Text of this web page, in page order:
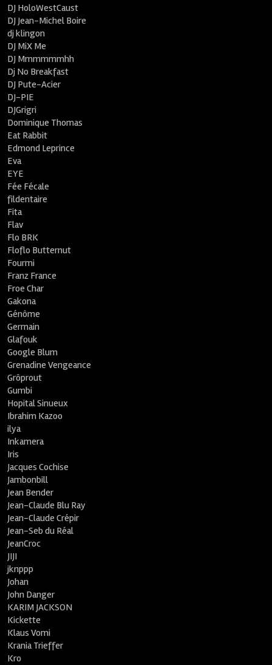
DJ HoloWestCaust
DJ Jean-Michel Boire
dj klingon
DJ MiX Me
DJ Mmmmmmhh
Dj No Breakfast
DJ Pute-Acier
DJ-PIE
DJGrigri
Dominique Thomas
Eat Rabbit
Edmond Leprince
Eva
EYE
Fée Fécale
fildentaire
Fita
Flav
Flo BRK
Floflo Butternut
Fourmi
Franz France
Froe Char
Gakona
Génôme
Germain
Glafouk
Google Blum
Grenadine Vengeance
Grôprout
Gumbi
Hopital Sinueux
Ibrahim Kazoo
ilya
Inkamera
Iris
Jacques Cochise
Jambonbill
Jean Bender
Jean-Claude Blu Ray
Jean-Claude Crépir
Jean-Seb du Réal
JeanCroc
JIJI
jknppp
Johan
John Danger
KARIM JACKSON
Kickette
Klaus Vomi
Krania Trieffer
Kro